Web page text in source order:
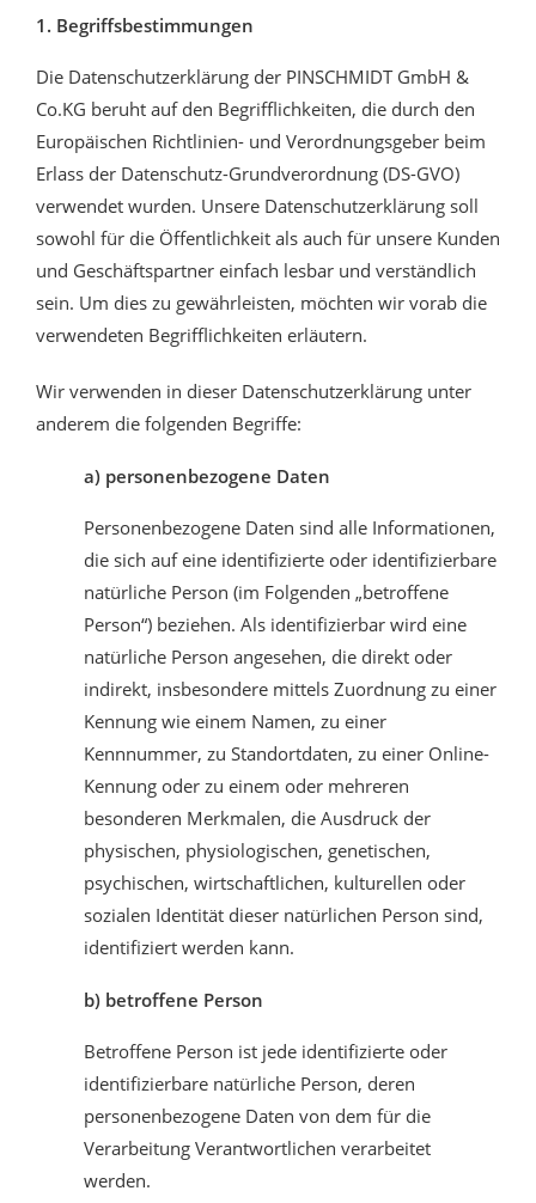
1. Begriffsbestimmungen
Die Datenschutzerklärung der PINSCHMIDT GmbH &
Co.KG beruht auf den Begrifflichkeiten, die durch den
Europäischen Richtlinien- und Verordnungsgeber beim
Erlass der Datenschutz-Grundverordnung (DS-GVO)
verwendet wurden. Unsere Datenschutzerklärung soll
sowohl für die Öffentlichkeit als auch für unsere Kunden
und Geschäftspartner einfach lesbar und verständlich
sein. Um dies zu gewährleisten, möchten wir vorab die
verwendeten Begrifflichkeiten erläutern.
Wir verwenden in dieser Datenschutzerklärung unter
anderem die folgenden Begriffe:
a) personenbezogene Daten
Personenbezogene Daten sind alle Informationen,
die sich auf eine identifizierte oder identifizierbare
natürliche Person (im Folgenden „betroffene
Person“) beziehen. Als identifizierbar wird eine
natürliche Person angesehen, die direkt oder
indirekt, insbesondere mittels Zuordnung zu einer
Kennung wie einem Namen, zu einer
Kennnummer, zu Standortdaten, zu einer Online-
Kennung oder zu einem oder mehreren
besonderen Merkmalen, die Ausdruck der
physischen, physiologischen, genetischen,
psychischen, wirtschaftlichen, kulturellen oder
sozialen Identität dieser natürlichen Person sind,
identifiziert werden kann.
b) betroffene Person
Betroffene Person ist jede identifizierte oder
identifizierbare natürliche Person, deren
personenbezogene Daten von dem für die
Verarbeitung Verantwortlichen verarbeitet
werden.